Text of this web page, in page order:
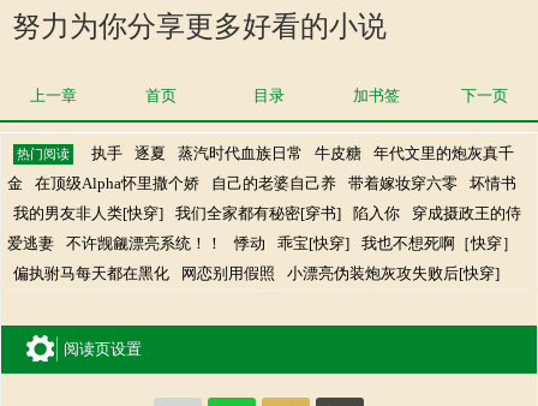
努力为你分享更多好看的小说
上一章 首页 目录 加书签 下一页
热门阅读 执手 逐夏 蒸汽时代血族日常 牛皮糖
年代文里的炮灰真千
金
在顶级Alpha怀里撒个娇 自己的老婆自己养 带着嫁妆穿六零
坏情书
我的男友非人类[快穿]
我们全家都有秘密[穿书] 陷入你
穿成摄政王的侍
爱逃妻
不许觊觎漂亮系统！！ 悸动 乖宝[快穿]
我也不想死啊［快穿］
偏执驸马每天都在黑化
网恋别用假照 小漂亮伪装炮灰攻失败后[快穿]
阅读页设置